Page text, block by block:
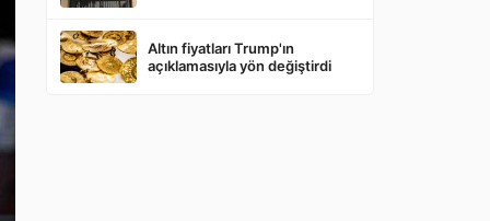
Altın fiyatları Trump'ın
açıklamasıyla yön değiştirdi